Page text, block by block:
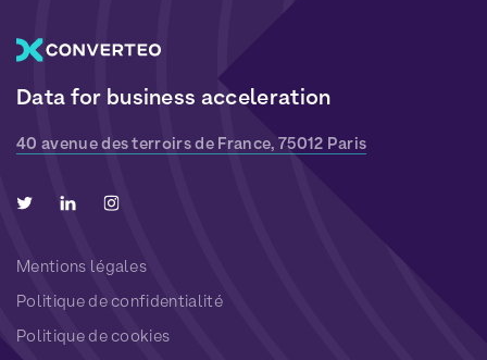
Data for business acceleration
40 avenue des terroirs de France, 75012 Paris
Mentions légales
Politique de confidentialité
Politique de cookies